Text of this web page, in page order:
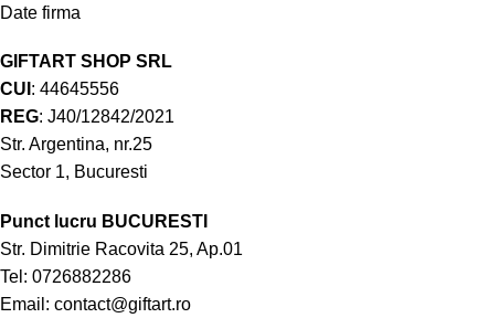
Date firma
GIFTART SHOP SRL
CUI : 44645556
REG: J40/12842/2021
Str. Argentina, nr.25
Sector 1, Bucuresti
Punct lucru BUCURESTI
Str. Dimitrie Racovita 25, Ap.01
Tel: 0726882286
Email: contact@giftart.ro